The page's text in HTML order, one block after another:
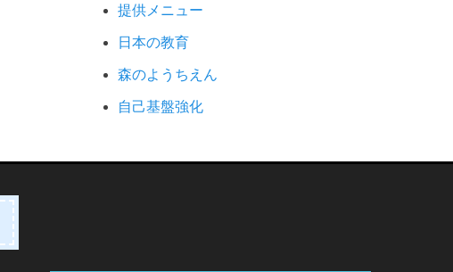
提供メニュー
日本の教育
森のようちえん
自己基盤強化